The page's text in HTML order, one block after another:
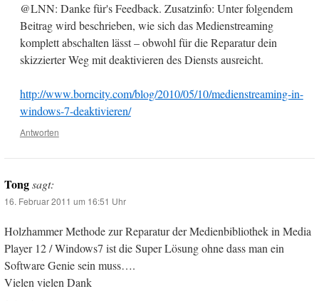
@LNN: Danke für's Feedback. Zusatzinfo: Unter folgendem
Beitrag wird beschrieben, wie sich das Medienstreaming
komplett abschalten lässt – obwohl für die Reparatur dein
skizzierter Weg mit deaktivieren des Diensts ausreicht.
http://www.borncity.com/blog/2010/05/10/medienstreaming-in-
windows-7-deaktivieren/
Antworten
Tongsagt:
16. Februar 2011 um 16:51 Uhr
Holzhammer Methode zur Reparatur der Medienbibliothek in Media
Player 12 / Windows7 ist die Super Lösung ohne dass man ein
Software Genie sein muss….
Vielen vielen Dank